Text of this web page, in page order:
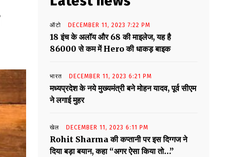
ऑटो DECEMBER 11, 2023 7:22 PM
18 इंच के अलॉय और 68 की माइलेज, यह है
86000 से कम में Hero की धाकड़ बाइक
भारत DECEMBER 11, 2023 6:21 PM
मध्यप्रदेश के नये मुख्यमंत्री बने मोहन यादव, पूर्व सीएम
ने लगाई मुहर
खेल DECEMBER 11, 2023 6:11 PM
Rohit Sharma की कप्तानी पर इस दिग्गज ने
दिया बड़ा बयान, कहा “अगर ऐसा किया तो…”